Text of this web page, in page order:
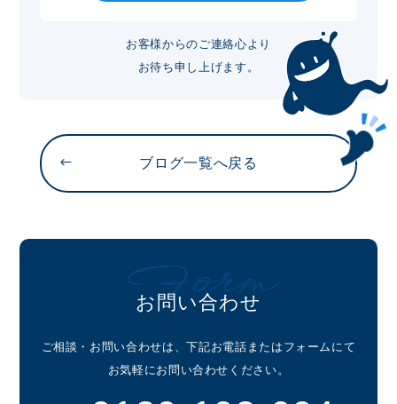
お客様からのご連絡心より
お待ち申し上げます。
ブログ一覧へ戻る
お問い合わせ
Form
ご相談・お問い合わせは、下記お電話またはフォームにて
お気軽にお問い合わせください。